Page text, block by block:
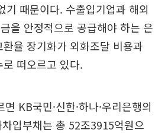
기 때문이다. 수출입기업과 해외
을 안정적으로 공급해야 하는 은
율 장기화가 외화조달 비용과
떠오르고 있다.
KB국민·신한·하나·우리은행의
입부채는 총 52조3915억원으